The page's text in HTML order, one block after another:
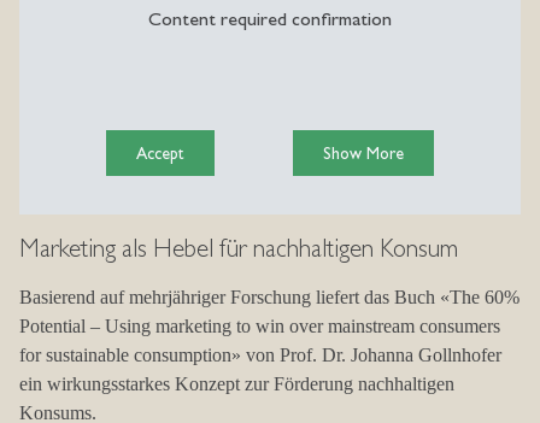
Content required confirmation
Accept Show More
Marketing als Hebel für nachhaltigen Konsum
Basierend auf mehrjähriger Forschung liefert das Buch «The 60%
Potential – Using marketing to win over mainstream consumers
for sustainable consumption» von Prof. Dr. Johanna Gollnhofer
ein wirkungsstarkes Konzept zur Förderung nachhaltigen
Konsums.
Content required confirmation
Accept Show More
KI basierte Erfassung von Mangelernährung
Mit dem Innosuisse-Innovationsprojekt «AI-based nutritional
assessment of malnourished patients in care facilities» entwickelte
das Institut für Technologiemanagement gemeinsam mit dem
Startup ALPINA+SANA eine Lösung gegen Mangelernährung
im Gesundheitswesen.
Content required confirmation
Accept Show More
Kreislaufwirtschaft der Fähigkeiten und
Angesichts von Fachkräftemangel, Digitalisierung und raschem
Kompetenzwandel schafft das Innosuisse-Flagship-Projekt
«Swiss circular economy of skills and competencies» eine
dringend benötigte Verbindung zwischen Bildungsangeboten und